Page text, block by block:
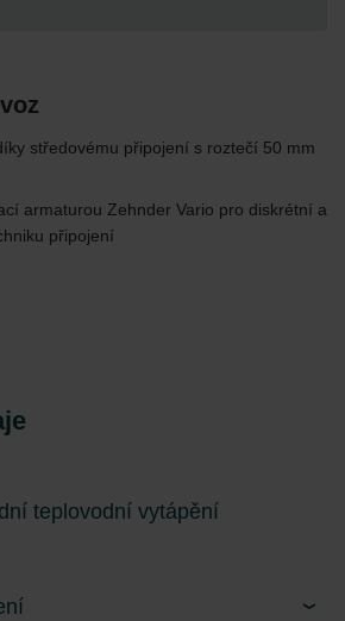
středovému připojení s roztečí 50 mm
armaturou Zehnder Vario pro diskrétní a
připojení
teplovodní vytápění